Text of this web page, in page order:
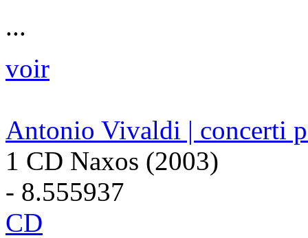
...
voir
Antonio Vivaldi | concerti
1 CD Naxos (2003)
- 8.555937
CD